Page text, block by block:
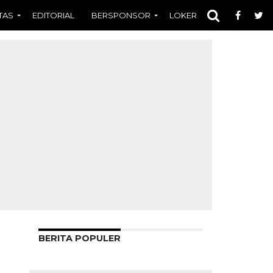
EDITORIAL BERSPONSOR LOKER OPINI
BERITA POPULER